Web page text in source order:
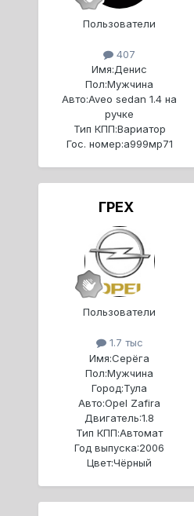
Пользователи
407
Имя:Денис
Пол:Мужчина
Авто:Aveo sedan 1.4 на
ручке
Тип КПП:Вариатор
Гос. номер:a999мр71
ГРЕХ
Пользователи
1.7 тыс
Имя:Серёга
Пол:Мужчина
Город:Тула
Авто:Opel Zafira
Двигатель:1.8
Тип КПП:Автомат
Год выпуска:2006
Цвет:Чёрный